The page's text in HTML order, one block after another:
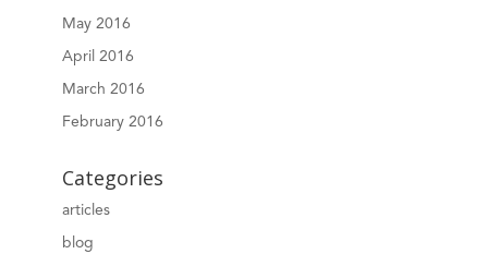
May 2016
April 2016
March 2016
February 2016
Categories
articles
blog